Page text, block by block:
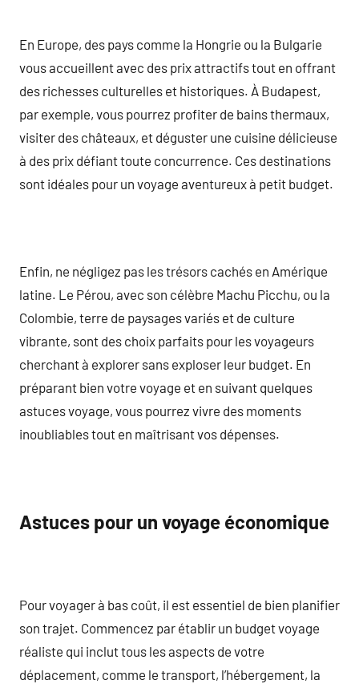
En Europe, des pays comme la Hongrie ou la Bulgarie
vous accueillent avec des prix attractifs tout en offrant
des richesses culturelles et historiques. À Budapest,
par exemple, vous pourrez profiter de bains thermaux,
visiter des châteaux, et déguster une cuisine délicieuse
à des prix défiant toute concurrence. Ces destinations
sont idéales pour un voyage aventureux à petit budget.
Enfin, ne négligez pas les trésors cachés en Amérique
latine. Le Pérou, avec son célèbre Machu Picchu, ou la
Colombie, terre de paysages variés et de culture
vibrante, sont des choix parfaits pour les voyageurs
cherchant à explorer sans exploser leur budget. En
préparant bien votre voyage et en suivant quelques
astuces voyage, vous pourrez vivre des moments
inoubliables tout en maîtrisant vos dépenses.
Astuces pour un voyage économique
Pour voyager à bas coût, il est essentiel de bien planifier
son trajet. Commencez par établir un budget voyage
réaliste qui inclut tous les aspects de votre
déplacement, comme le transport, l’hébergement, la